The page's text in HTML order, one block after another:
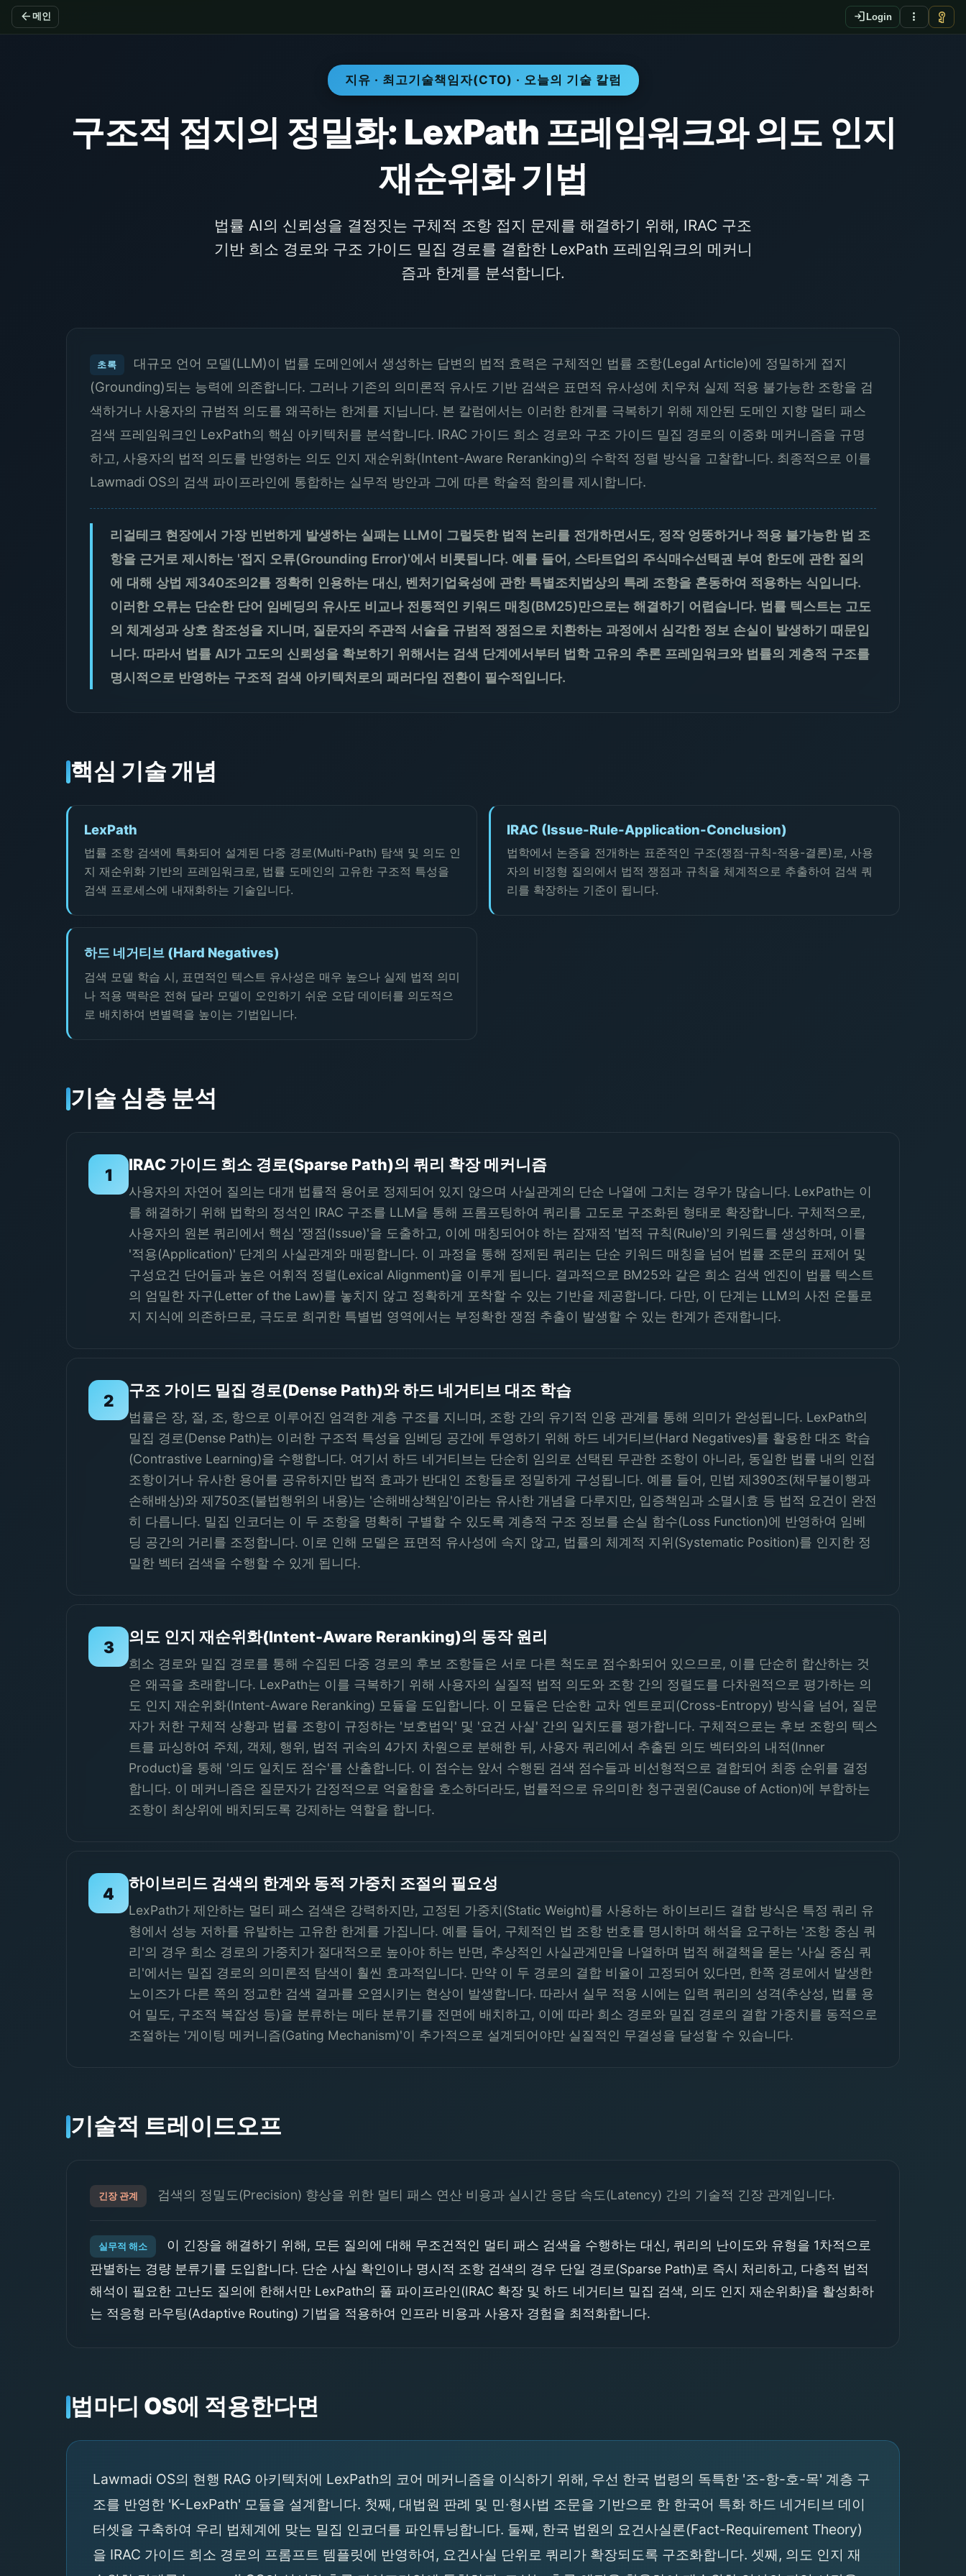
arrow_back 메인 login Login more_vert vpn_key
지유 · 최고기술책임자(CTO) · 오늘의 기술 칼럼
구조적 접지의 정밀화: LexPath 프레임워크와 의도 인지
재순위화 기법
법률 AI의 신뢰성을 결정짓는 구체적 조항 접지 문제를 해결하기 위해, IRAC 구조
기반 희소 경로와 구조 가이드 밀집 경로를 결합한 LexPath 프레임워크의 메커니
즘과 한계를 분석합니다.
초록
대규모 언어 모델(LLM)이 법률 도메인에서 생성하는 답변의 법적 효력은 구체적인 법률 조항(Legal Article)에 정밀하게 접지
(Grounding)되는 능력에 의존합니다. 그러나 기존의 의미론적 유사도 기반 검색은 표면적 유사성에 치우쳐 실제 적용 불가능한 조항을 검
색하거나 사용자의 규범적 의도를 왜곡하는 한계를 지닙니다. 본 칼럼에서는 이러한 한계를 극복하기 위해 제안된 도메인 지향 멀티 패스
검색 프레임워크인 LexPath의 핵심 아키텍처를 분석합니다. IRAC 가이드 희소 경로와 구조 가이드 밀집 경로의 이중화 메커니즘을 규명
하고, 사용자의 법적 의도를 반영하는 의도 인지 재순위화(Intent-Aware Reranking)의 수학적 정렬 방식을 고찰합니다. 최종적으로 이를
Lawmadi OS의 검색 파이프라인에 통합하는 실무적 방안과 그에 따른 학술적 함의를 제시합니다.
리걸테크 현장에서 가장 빈번하게 발생하는 실패는 LLM이 그럴듯한 법적 논리를 전개하면서도, 정작 엉뚱하거나 적용 불가능한 법 조
항을 근거로 제시하는 '접지 오류(Grounding Error)'에서 비롯됩니다. 예를 들어, 스타트업의 주식매수선택권 부여 한도에 관한 질의
에 대해 상법 제340조의2를 정확히 인용하는 대신, 벤처기업육성에 관한 특별조치법상의 특례 조항을 혼동하여 적용하는 식입니다.
이러한 오류는 단순한 단어 임베딩의 유사도 비교나 전통적인 키워드 매칭(BM25)만으로는 해결하기 어렵습니다. 법률 텍스트는 고도
의 체계성과 상호 참조성을 지니며, 질문자의 주관적 서술을 규범적 쟁점으로 치환하는 과정에서 심각한 정보 손실이 발생하기 때문입
니다. 따라서 법률 AI가 고도의 신뢰성을 확보하기 위해서는 검색 단계에서부터 법학 고유의 추론 프레임워크와 법률의 계층적 구조를
명시적으로 반영하는 구조적 검색 아키텍처로의 패러다임 전환이 필수적입니다.
핵심 기술 개념
LexPath
법률 조항 검색에 특화되어 설계된 다중 경로(Multi-Path) 탐색 및 의도 인
지 재순위화 기반의 프레임워크로, 법률 도메인의 고유한 구조적 특성을
검색 프로세스에 내재화하는 기술입니다.
IRAC (Issue-Rule-Application-Conclusion)
법학에서 논증을 전개하는 표준적인 구조(쟁점-규칙-적용-결론)로, 사용
자의 비정형 질의에서 법적 쟁점과 규칙을 체계적으로 추출하여 검색 쿼
리를 확장하는 기준이 됩니다.
하드 네거티브 (Hard Negatives)
검색 모델 학습 시, 표면적인 텍스트 유사성은 매우 높으나 실제 법적 의미
나 적용 맥락은 전혀 달라 모델이 오인하기 쉬운 오답 데이터를 의도적으
로 배치하여 변별력을 높이는 기법입니다.
기술 심층 분석
1
IRAC 가이드 희소 경로(Sparse Path)의 쿼리 확장 메커니즘
사용자의 자연어 질의는 대개 법률적 용어로 정제되어 있지 않으며 사실관계의 단순 나열에 그치는 경우가 많습니다. LexPath는 이
를 해결하기 위해 법학의 정석인 IRAC 구조를 LLM을 통해 프롬프팅하여 쿼리를 고도로 구조화된 형태로 확장합니다. 구체적으로,
사용자의 원본 쿼리에서 핵심 '쟁점(Issue)'을 도출하고, 이에 매칭되어야 하는 잠재적 '법적 규칙(Rule)'의 키워드를 생성하며, 이를
'적용(Application)' 단계의 사실관계와 매핑합니다. 이 과정을 통해 정제된 쿼리는 단순 키워드 매칭을 넘어 법률 조문의 표제어 및
구성요건 단어들과 높은 어휘적 정렬(Lexical Alignment)을 이루게 됩니다. 결과적으로 BM25와 같은 희소 검색 엔진이 법률 텍스트
의 엄밀한 자구(Letter of the Law)를 놓치지 않고 정확하게 포착할 수 있는 기반을 제공합니다. 다만, 이 단계는 LLM의 사전 온톨로
지 지식에 의존하므로, 극도로 희귀한 특별법 영역에서는 부정확한 쟁점 추출이 발생할 수 있는 한계가 존재합니다.
2
구조 가이드 밀집 경로(Dense Path)와 하드 네거티브 대조 학습
법률은 장, 절, 조, 항으로 이루어진 엄격한 계층 구조를 지니며, 조항 간의 유기적 인용 관계를 통해 의미가 완성됩니다. LexPath의
밀집 경로(Dense Path)는 이러한 구조적 특성을 임베딩 공간에 투영하기 위해 하드 네거티브(Hard Negatives)를 활용한 대조 학습
(Contrastive Learning)을 수행합니다. 여기서 하드 네거티브는 단순히 임의로 선택된 무관한 조항이 아니라, 동일한 법률 내의 인접
조항이거나 유사한 용어를 공유하지만 법적 효과가 반대인 조항들로 정밀하게 구성됩니다. 예를 들어, 민법 제390조(채무불이행과
손해배상)와 제750조(불법행위의 내용)는 '손해배상책임'이라는 유사한 개념을 다루지만, 입증책임과 소멸시효 등 법적 요건이 완전
히 다릅니다. 밀집 인코더는 이 두 조항을 명확히 구별할 수 있도록 계층적 구조 정보를 손실 함수(Loss Function)에 반영하여 임베
딩 공간의 거리를 조정합니다. 이로 인해 모델은 표면적 유사성에 속지 않고, 법률의 체계적 지위(Systematic Position)를 인지한 정
밀한 벡터 검색을 수행할 수 있게 됩니다.
3
의도 인지 재순위화(Intent-Aware Reranking)의 동작 원리
희소 경로와 밀집 경로를 통해 수집된 다중 경로의 후보 조항들은 서로 다른 척도로 점수화되어 있으므로, 이를 단순히 합산하는 것
은 왜곡을 초래합니다. LexPath는 이를 극복하기 위해 사용자의 실질적 법적 의도와 조항 간의 정렬도를 다차원적으로 평가하는 의
도 인지 재순위화(Intent-Aware Reranking) 모듈을 도입합니다. 이 모듈은 단순한 교차 엔트로피(Cross-Entropy) 방식을 넘어, 질문
자가 처한 구체적 상황과 법률 조항이 규정하는 '보호법익' 및 '요건 사실' 간의 일치도를 평가합니다. 구체적으로는 후보 조항의 텍스
트를 파싱하여 주체, 객체, 행위, 법적 귀속의 4가지 차원으로 분해한 뒤, 사용자 쿼리에서 추출된 의도 벡터와의 내적(Inner
Product)을 통해 '의도 일치도 점수'를 산출합니다. 이 점수는 앞서 수행된 검색 점수들과 비선형적으로 결합되어 최종 순위를 결정
합니다. 이 메커니즘은 질문자가 감정적으로 억울함을 호소하더라도, 법률적으로 유의미한 청구권원(Cause of Action)에 부합하는
조항이 최상위에 배치되도록 강제하는 역할을 합니다.
4
하이브리드 검색의 한계와 동적 가중치 조절의 필요성
LexPath가 제안하는 멀티 패스 검색은 강력하지만, 고정된 가중치(Static Weight)를 사용하는 하이브리드 결합 방식은 특정 쿼리 유
형에서 성능 저하를 유발하는 고유한 한계를 가집니다. 예를 들어, 구체적인 법 조항 번호를 명시하며 해석을 요구하는 '조항 중심 쿼
리'의 경우 희소 경로의 가중치가 절대적으로 높아야 하는 반면, 추상적인 사실관계만을 나열하며 법적 해결책을 묻는 '사실 중심 쿼
리'에서는 밀집 경로의 의미론적 탐색이 훨씬 효과적입니다. 만약 이 두 경로의 결합 비율이 고정되어 있다면, 한쪽 경로에서 발생한
노이즈가 다른 쪽의 정교한 검색 결과를 오염시키는 현상이 발생합니다. 따라서 실무 적용 시에는 입력 쿼리의 성격(추상성, 법률 용
어 밀도, 구조적 복잡성 등)을 분류하는 메타 분류기를 전면에 배치하고, 이에 따라 희소 경로와 밀집 경로의 결합 가중치를 동적으로
조절하는 '게이팅 메커니즘(Gating Mechanism)'이 추가적으로 설계되어야만 실질적인 무결성을 달성할 수 있습니다.
기술적 트레이드오프
긴장 관계 검색의 정밀도(Precision) 향상을 위한 멀티 패스 연산 비용과 실시간 응답 속도(Latency) 간의 기술적 긴장 관계입니다.
실무적 해소
이 긴장을 해결하기 위해, 모든 질의에 대해 무조건적인 멀티 패스 검색을 수행하는 대신, 쿼리의 난이도와 유형을 1차적으로
판별하는 경량 분류기를 도입합니다. 단순 사실 확인이나 명시적 조항 검색의 경우 단일 경로(Sparse Path)로 즉시 처리하고, 다층적 법적
해석이 필요한 고난도 질의에 한해서만 LexPath의 풀 파이프라인(IRAC 확장 및 하드 네거티브 밀집 검색, 의도 인지 재순위화)을 활성화하
는 적응형 라우팅(Adaptive Routing) 기법을 적용하여 인프라 비용과 사용자 경험을 최적화합니다.
법마디 OS에 적용한다면
Lawmadi OS의 현행 RAG 아키텍처에 LexPath의 코어 메커니즘을 이식하기 위해, 우선 한국 법령의 독특한 '조-항-호-목' 계층 구
조를 반영한 'K-LexPath' 모듈을 설계합니다. 첫째, 대법원 판례 및 민·형사법 조문을 기반으로 한 한국어 특화 하드 네거티브 데이
터셋을 구축하여 우리 법체계에 맞는 밀집 인코더를 파인튜닝합니다. 둘째, 한국 법원의 요건사실론(Fact-Requirement Theory)
을 IRAC 가이드 희소 경로의 프롬프트 템플릿에 반영하여, 요건사실 단위로 쿼리가 확장되도록 구조화합니다. 셋째, 의도 인지 재